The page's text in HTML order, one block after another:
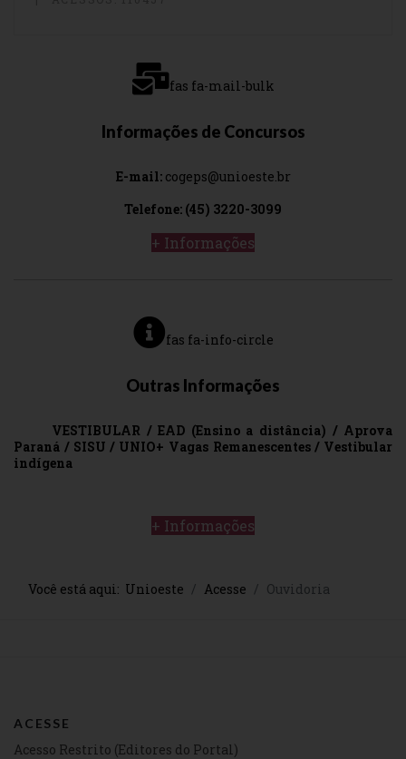
fas fa-mail-bulk
Informações de Concursos
E-mail: cogeps@unioeste.br
Telefone: (45) 3220-3099
+ Informações
fas fa-info-circle
Outras Informações
VESTIBULAR / EAD (Ensino a distância) / Aprova
Paraná / SISU / UNIO+ Vagas Remanescentes / Vestibular
indígena
+ Informações
Você está aqui: Unioeste Acesse Ouvidoria
ACESSE
Acesso Restrito (Editores do Portal)